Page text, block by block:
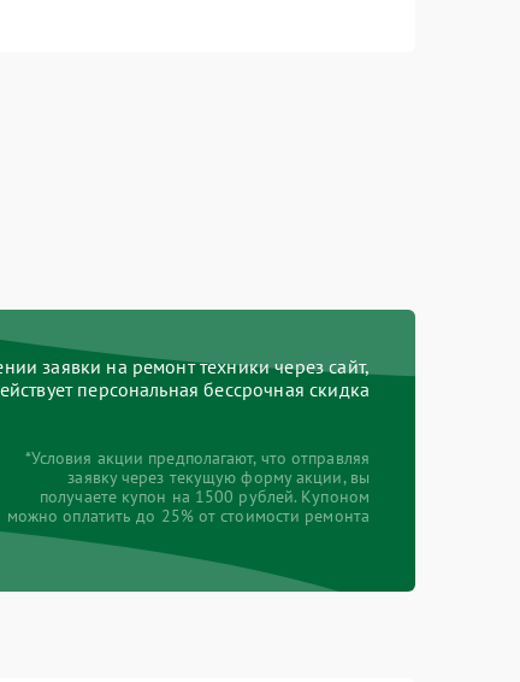
заявки на ремонт техники через сайт,
персональная бессрочная скидка
*Условия акции предполагают, что отправляя
заявку через текущую форму акции, вы
получаете купон на 1500 рублей. Купоном
можно оплатить до 25% от стоимости ремонта